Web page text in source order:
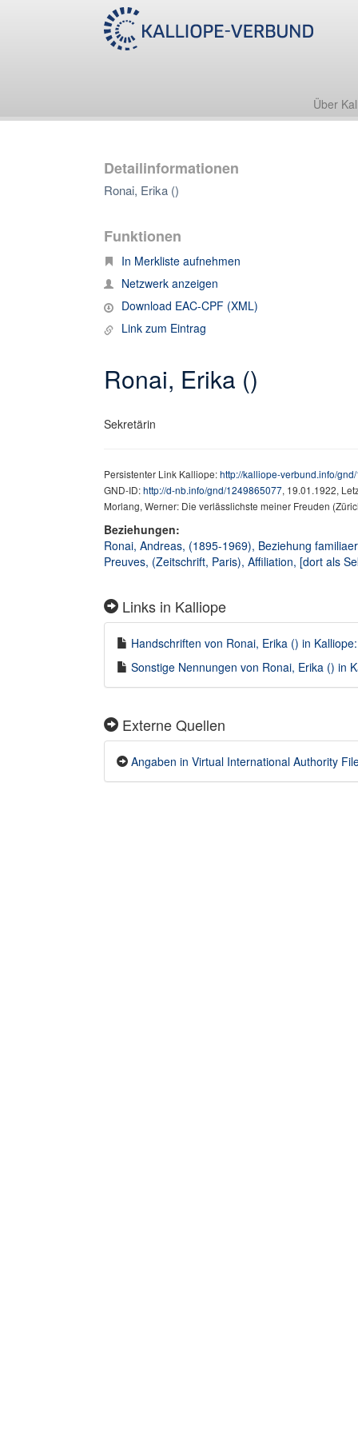
Über
Detailinformationen
Ronai, Erika ()
Funktionen
In Merkliste aufnehmen
Netzwerk anzeigen
Download EAC-CPF (XML)
Link zum Eintrag
Ronai, Erika ()
Sekretärin
Persistenter Link Kalliope:http://kalliope-verbund.info/
GND-ID:http://d-nb.info/gnd/1249865077, 19.01.1922,
Morlang, Werner: Die verlässlichste meiner Freuden
Beziehungen:
Ronai, Andreas, (1895-1969), Beziehung
Preuves, (Zeitschrift, Paris), Affiliation, [dort als
Links in Kalliope
Handschriften von Ronai, Erika () in
Sonstige Nennungen von Ronai, Erika () in
Externe Quellen
Angaben in Virtual International Authority